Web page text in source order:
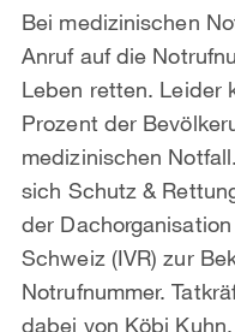
Bei medizinischen
Anruf auf die
Leben retten. Leider
Prozent der
medizinischen
sich Schutz &
der
Schweiz (IVR) zur
Notrufnummer.
dabei von Köbi Kuhn.